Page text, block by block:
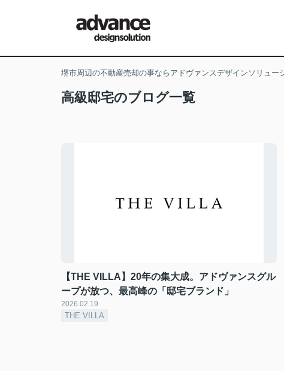
堺市周辺の不動産売却の事ならアドヴァンスデザインソリュー
高級邸宅のブログ一覧
【THE VILLA】20年の集大成。アドヴァンスグル
ープが放つ、最高峰の「邸宅ブランド」
2026.02.19
THE VILLA